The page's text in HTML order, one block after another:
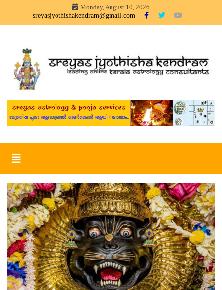
content
Monday, August 10, 2026
sreyasjyothishakendram@gmail.com
Sreyas Jyothisha Kendram
Sreyas Jyothisha KendramOnline Astrology, Articles in
Malayalam – sreyas jyothisha kendram
Toggle